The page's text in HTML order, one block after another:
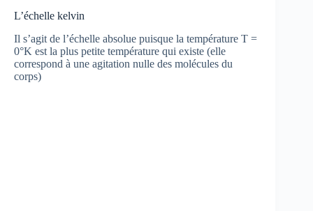
L’échelle kelvin
Il s’agit de l’échelle absolue puisque la température T =
0°K est la plus petite température qui existe (elle
correspond à une agitation nulle des molécules du
corps)